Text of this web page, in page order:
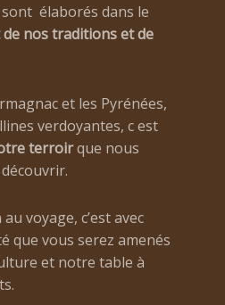
élaborés dans le
de nos traditions et de
et les Pyrénées,
verdoyantes, c est
terroirque nous
voyage, c’est avec
que vous serez amenés
et notre table à